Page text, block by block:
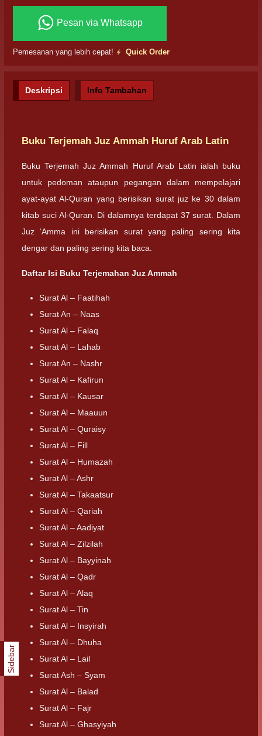
Pesan via Whatsapp
Pemesanan yang lebih cepat! Quick Order
Deskripsi Info Tambahan
Buku Terjemah Juz Ammah Huruf Arab Latin
Buku Terjemah Juz Ammah Huruf Arab Latin ialah buku
untuk pedoman ataupun pegangan dalam mempelajari
ayat-ayat Al-Quran yang berisikan surat juz ke 30 dalam
kitab suci Al-Quran. Di dalamnya terdapat 37 surat. Dalam
Juz ‘Amma ini berisikan surat yang paling sering kita
dengar dan paling sering kita baca.
Daftar Isi Buku Terjemahan Juz Ammah
Surat Al – Faatihah
Surat An – Naas
Surat Al – Falaq
Surat Al – Lahab
Surat An – Nashr
Surat Al – Kafirun
Surat Al – Kausar
Surat Al – Maauun
Surat Al – Quraisy
Surat Al – Fill
Surat Al – Humazah
Surat Al – Ashr
Surat Al – Takaatsur
Surat Al – Qariah
Surat Al – Aadiyat
Surat Al – Zilzilah
Surat Al – Bayyinah
Surat Al – Qadr
Surat Al – Alaq
Surat Al – Tin
Surat Al – Insyirah
Surat Al – Dhuha
Surat Al – Lail
Surat Ash – Syam
Surat Al – Balad
Surat Al – Fajr
Surat Al – Ghasyiyah
Sidebar